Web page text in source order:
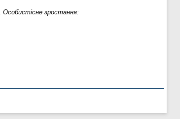
Особистісне зростання: